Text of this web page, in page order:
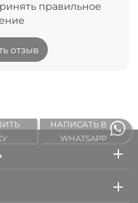
правильное
отзыв
НАПИСАТЬ В
WHATSAPP